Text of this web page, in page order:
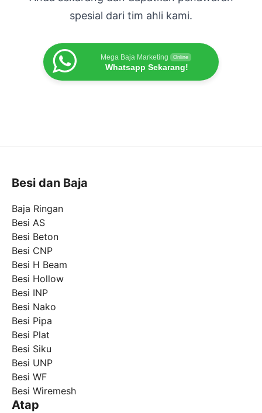
spesial dari tim ahli kami.
Mega Baja Marketing Online
Whatsapp Sekarang!
Besi dan Baja
Baja Ringan
Besi AS
Besi Beton
Besi CNP
Besi H Beam
Besi Hollow
Besi INP
Besi Nako
Besi Pipa
Besi Plat
Besi Siku
Besi UNP
Besi WF
Besi Wiremesh
Atap